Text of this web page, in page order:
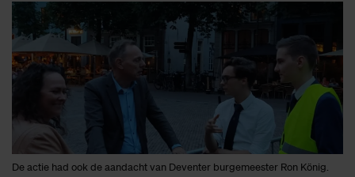
De actie had ook de aandacht van Deventer burgemeester Ron König.